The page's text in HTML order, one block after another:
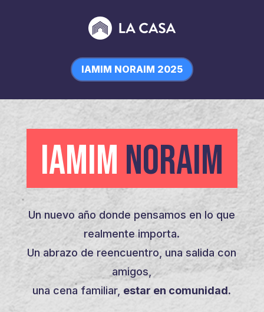
IAMIM NORAIM 2025
IAMIM NORAIM
Un nuevo año donde pensamos en lo que
realmente importa.
Un abrazo de reencuentro, una salida con
amigos,
una cena familiar, estar en comunidad.